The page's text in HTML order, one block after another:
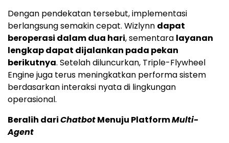
Dengan pendekatan tersebut, implementasi
berlangsung semakin cepat. Wizlynn dapat
beroperasi dalam dua hari, sementara layanan
lengkap dapat dijalankan pada pekan
berikutnya. Setelah diluncurkan, Triple-Flywheel
Engine juga terus meningkatkan performa sistem
berdasarkan interaksi nyata di lingkungan
operasional.
Beralih dariChatbotMenuju PlatformMulti-
Agent